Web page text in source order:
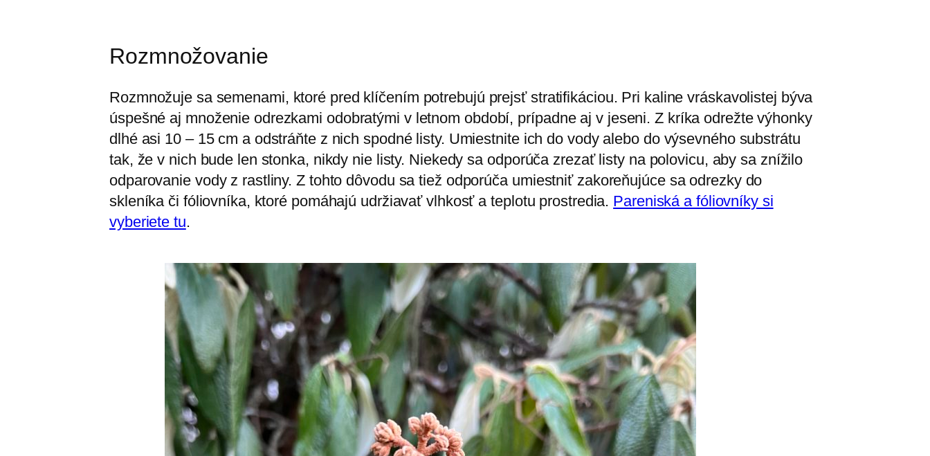
Rozmnožovanie
Rozmnožuje sa semenami, ktoré pred klíčením potrebujú prejsť stratifikáciou. Pri kaline vráskavolistej býva
úspešné aj množenie odrezkami odobratými v letnom období, prípadne aj v jeseni. Z kríka odrežte výhonky
dlhé asi 10 – 15 cm a odstráňte z nich spodné listy. Umiestnite ich do vody alebo do výsevného substrátu
tak, že v nich bude len stonka, nikdy nie listy. Niekedy sa odporúča zrezať listy na polovicu, aby sa znížilo
odparovanie vody z rastliny. Z tohto dôvodu sa tiež odporúča umiestniť zakoreňujúce sa odrezky do
skleníka či fóliovníka, ktoré pomáhajú udržiavať vlhkosť a teplotu prostredia. Pareniská a fóliovníky si
vyberiete tu.